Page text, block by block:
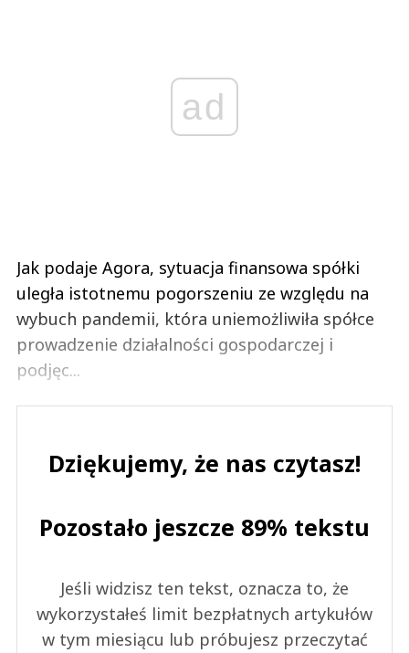
ad
Jak podaje Agora, sytuacja finansowa spółki
uległa istotnemu pogorszeniu ze względu na
wybuch pandemii, która uniemożliwiła spółce
prowadzenie działalności gospodarczej i
podjęc...
Dziękujemy, że nas czytasz!
Pozostało jeszcze 89% tekstu
Jeśli widzisz ten tekst, oznacza to, że
wykorzystałeś limit bezpłatnych artykułów
w tym miesiącu lub próbujesz przeczytać